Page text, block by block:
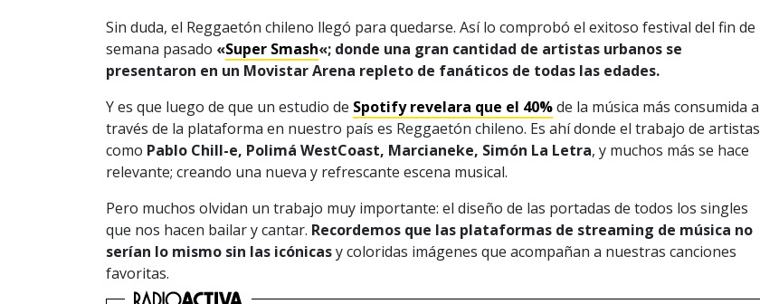
Sin duda, el Reggaetón chileno llegó para quedarse. Así lo comprobó el exitoso festival del fin de
semana pasado «Super Smash«; donde una gran cantidad de artistas urbanos se
presentaron en un Movistar Arena repleto de fanáticos de todas las edades.
Y es que luego de que un estudio de Spotify revelara que el 40%de la música más consumida a
través de la plataforma en nuestro país es Reggaetón chileno. Es ahí donde el trabajo de artistas
como Pablo Chill-e, Polimá WestCoast, Marcianeke, Simón La Letra, y muchos más se hace
relevante; creando una nueva y refrescante escena musical.
Pero muchos olvidan un trabajo muy importante: el diseño de las portadas de todos los singles
que nos hacen bailar y cantar. Recordemos que las plataformas de streaming de música no
serían lo mismo sin las icónicasy coloridas imágenes que acompañan a nuestras canciones
favoritas.